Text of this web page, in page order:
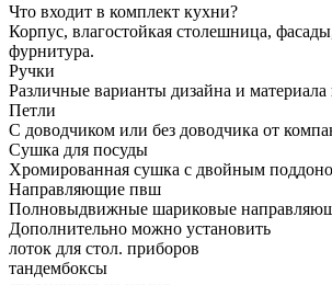
Что входит в комплект кухни?
Корпус, влагостойкая столешница,
фурнитура.
Ручки
Различные варианты дизайна и
Петли
С доводчиком или без доводчика от
Сушка для посуды
Хромированная сушка с двойным
Направляющие пвш
Полновыдвижные шариковые
Дополнительно можно установить
лоток для стол. приборов
тандембоксы